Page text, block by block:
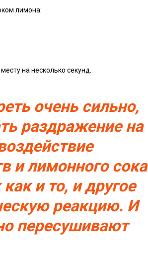
лимона:
на несколько секунд.
очень сильно,
раздражение на
и лимонного сока
и то, и другое
реакцию. И
пересушивают